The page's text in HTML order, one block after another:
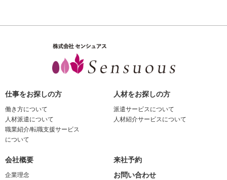
仕事をお探しの方
働き方について
人材派遣について
職業紹介/転職支援サービス
について
人材をお探しの方
派遣サービスについて
人材紹介サービスについて
会社概要
企業理念
来社予約
お問い合わせ